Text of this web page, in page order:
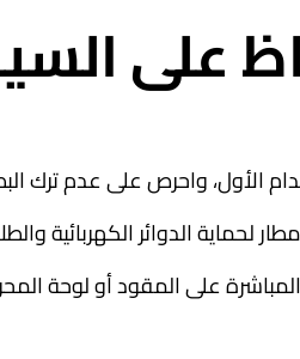
على
الدوائر الكهربائية
على المقود أو لوحة